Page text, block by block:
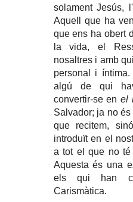
solament Jesús,
Aquell que ha
que ens ha obert
la vida, el
nosaltres i amb
personal i
algú de qui
convertir-se enel
Salvador; ja no
que recitem,
introduït en el
a tot el que no té
Aquesta és una
els qui han
Carismàtica.